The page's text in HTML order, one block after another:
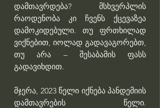
დამთავრდება? მსხვერპლის
რაოდენობა კი ჩვენს ქცევაზეა
დამოკიდებული. თუ ფრთხილად
ვიქნებით, იოლად გადავაგორებთ,
თუ არა – შესაბამის ფასს
გადავიხდით.
მჯერა, 2023 წელი იქნება პანდემიის
დამთავრების წელი.